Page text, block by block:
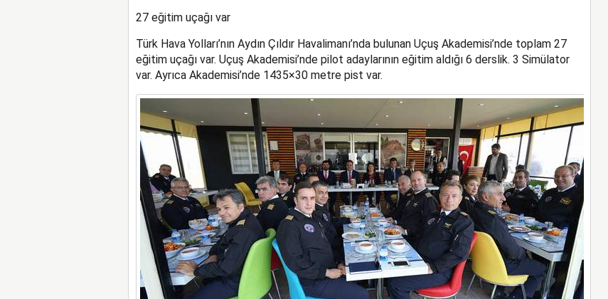
27 eğitim uçağı var
Türk Hava Yolları’nın Aydın Çıldır Havalimanı’nda bulunan Uçuş Akademisi’nde toplam 27
eğitim uçağı var. Uçuş Akademisi’nde pilot adaylarının eğitim aldığı 6 derslik. 3 Simülator
var. Ayrıca Akademisi’nde 1435×30 metre pist var.